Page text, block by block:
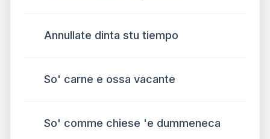
Annullate dinta stu tiempo
So' carne e ossa vacante
So' comme chiese 'e dummeneca